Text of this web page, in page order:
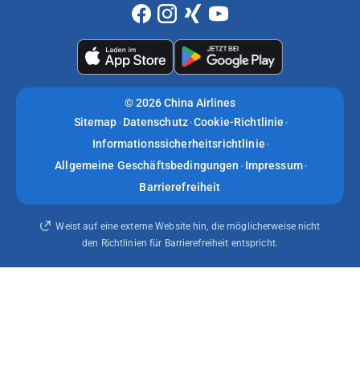
©2026 China Airlines
Sitemap Datenschutz Cookie-Richtlinie
Informationssicherheitsrichtlinie
Allgemeine Geschäftsbedingungen
Impressum
Barrierefreiheit
Weist auf eine externe Website hin, die möglicherweise nicht
den Richtlinien für Barrierefreiheit entspricht.